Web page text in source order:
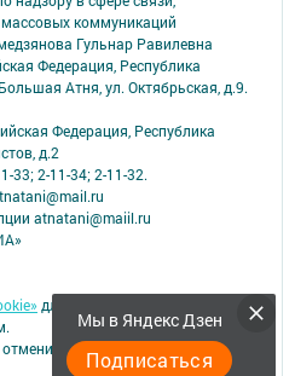
Мы в Яндекс Дзен
Подписаться
коммуникаций
Гульнар Равилевна
Федерация, Республика
Атня, ул. Октябрьская, д.9.
Федерация, Республика
д.2
33; 2-11-34; 2-11-32.
atnatani@maiil.ru
для персонализации сервисов и
в настройках браузера.